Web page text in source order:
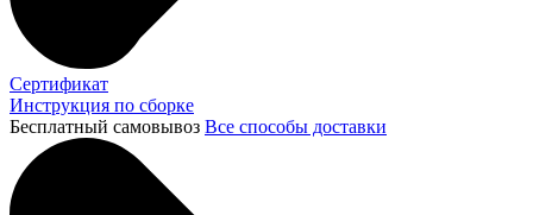
Сертификат
Инструкция по сборке
Бесплатный самовывоз Все способы доставки